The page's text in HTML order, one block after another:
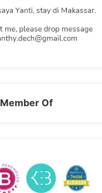
Member Of